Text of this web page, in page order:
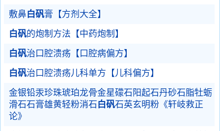
敷鼻 白矾膏【方剂大全】
白矾的炮制方法【中药炮制】
白矾治口腔溃疡【口腔病偏方】
白矾治口腔溃疡儿科单方【儿科偏方】
金银铅汞珍珠琥珀龙骨金星礞石阳起石丹砂石脂牡蛎
滑石石膏雄黄轻粉消石 白矾石英玄明粉《轩岐救正
论》